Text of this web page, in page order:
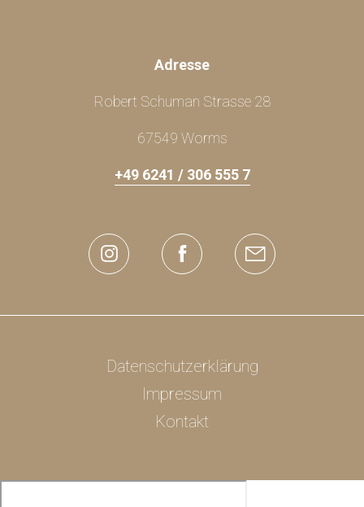
Adresse
Robert Schuman Strasse 28
67549 Worms
+49 6241 / 306 555 7
Datenschutzerklärung
Impressum
Kontakt